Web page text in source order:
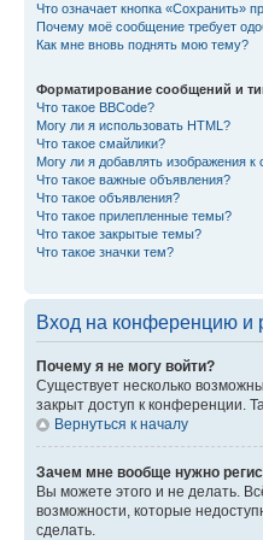
Что означает кнопка «Сохранить»
Почему моё сообщение требует
Как мне вновь поднять мою тему?
Форматирование сообщений и
Что такое BBCode?
Могу ли я использовать HTML?
Что такое смайлики?
Могу ли я добавлять изображения
Что такое важные объявления?
Что такое объявления?
Что такое прилепленные темы?
Что такое закрытые темы?
Что такое значки тем?
Вход на конференцию и
Почему я не могу войти?
Существует несколько
закрыт доступ к конференции.
Вернуться к началу
Зачем мне вообще нужно
Вы можете этого и не делать.
возможности, которые
сделать.